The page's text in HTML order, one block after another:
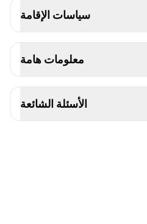
سياسات الإقامة
معلومات هامة
الأسئلة الشائعة